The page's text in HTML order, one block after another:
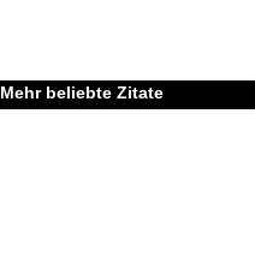
Mehr beliebte Zitate